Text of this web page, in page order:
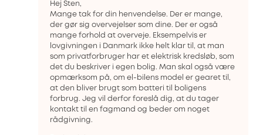
Hej Sten,
Mange tak for din henvendelse. Der er mange,
der gør sig overvejelser som dine. Der er også
mange forhold at overveje. Eksempelvis er
lovgivningen i Danmark ikke helt klar til, at man
som privatforbruger har et elektrisk kredsløb, som
det du beskriver i egen bolig. Man skal også være
opmærksom på, om el-bilens model er gearet til,
at den bliver brugt som batteri til boligens
forbrug. Jeg vil derfor foreslå dig, at du tager
kontakt til en fagmand og beder om noget
rådgivning.